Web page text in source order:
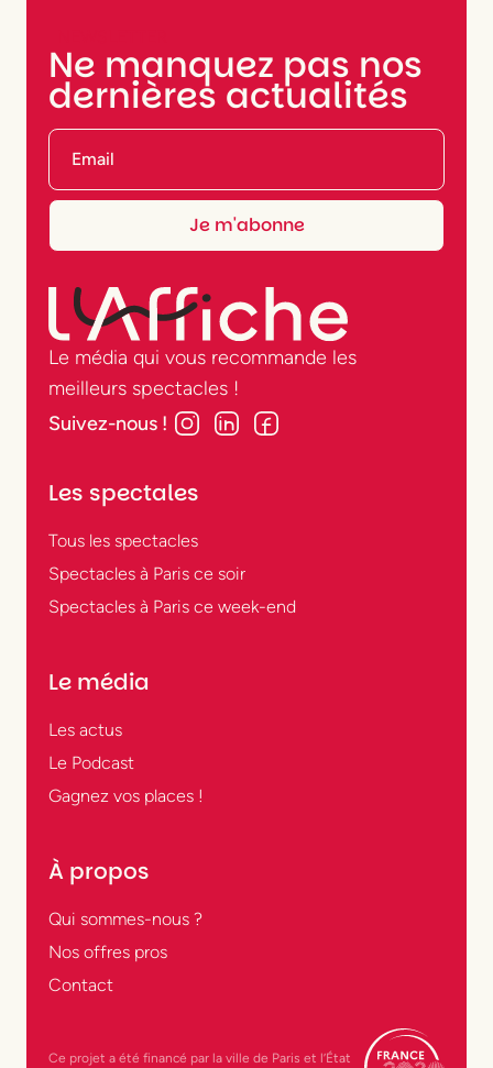
Ne manquez pas nos
dernières actualités
Le média qui vous recommande les
meilleurs spectacles !
Suivez-nous !
Les spectales
Tous les spectacles
Spectacles à Paris ce soir
Spectacles à Paris ce week-end
Le média
Les actus
Le Podcast
Gagnez vos places !
À propos
Qui sommes-nous ?
Nos offres pros
Contact
Ce projet a été financé par la ville de Paris et l’État